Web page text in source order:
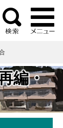
検
索
編・